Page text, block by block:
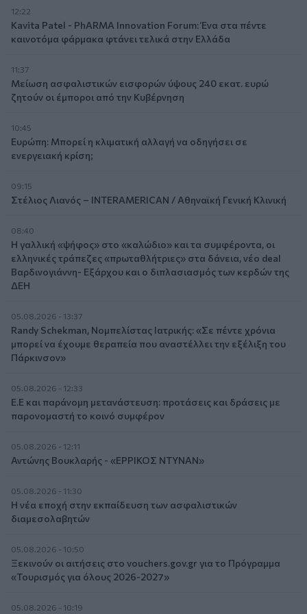
12:22
Kavita Patel - PhARMA Innovation Forum: Ένα στα πέντε
καινοτόμα φάρμακα φτάνει τελικά στην Ελλάδα
11:37
Μείωση ασφαλιστικών εισφορών ύψους 240 εκατ. ευρώ
ζητούν οι έμποροι από την Κυβέρνηση
10:45
Ευρώπη: Μπορεί η κλιματική αλλαγή να οδηγήσει σε
ενεργειακή κρίση;
09:15
Στέλιος Λιανός – INTERAMERICAN / Αθηναϊκή Γενική Κλινική
08:40
Η γαλλική «ψήφος» στο «καλώδιο» και τα συμφέροντα, οι
ελληνικές τράπεζες «πρωταθλήτριες» στα δάνεια, νέο deal
Βαρδινογιάννη- Εξάρχου και ο διπλασιασμός των κερδών της
ΔΕΗ
05.08.2026 - 13:37
Randy Schekman, Νομπελίστας Ιατρικής: «Σε πέντε χρόνια
μπορεί να έχουμε θεραπεία που αναστέλλει την εξέλιξη του
Πάρκινσον»
05.08.2026 - 12:33
Ε.Ε και παράνομη μετανάστευση: προτάσεις και δράσεις με
παρονομαστή το κοινό συμφέρον
05.08.2026 - 12:11
Αντώνης Βουκλαρής - «ΕΡΡΙΚΟΣ ΝΤΥΝΑΝ»
05.08.2026 - 11:30
Η νέα εποχή στην εκπαίδευση των ασφαλιστικών
διαμεσολαβητών
05.08.2026 - 10:50
Ξεκινούν οι αιτήσεις στο vouchers.gov.gr για το Πρόγραμμα
«Τουρισμός για όλους 2026-2027»
05.08.2026 - 10:19